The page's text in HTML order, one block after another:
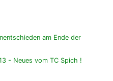
am Ende der
- Neues vom TC Spich !